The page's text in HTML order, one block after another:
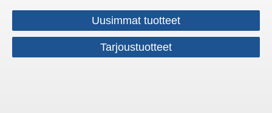
Uusimmat tuotteet
Tarjoustuotteet